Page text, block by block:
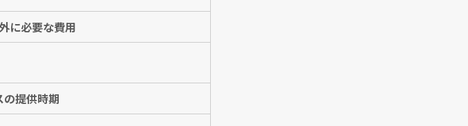
に必要な費用
の提供時期